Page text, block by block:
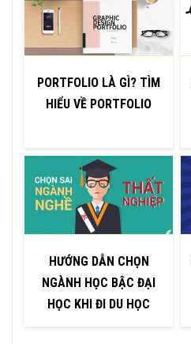
PORTFOLIO LÀ GÌ? TÌM
HIỂU VỀ PORTFOLIO
HƯỚNG DẪN CHỌN
NGÀNH HỌC BẬC ĐẠI
HỌC KHI ĐI DU HỌC